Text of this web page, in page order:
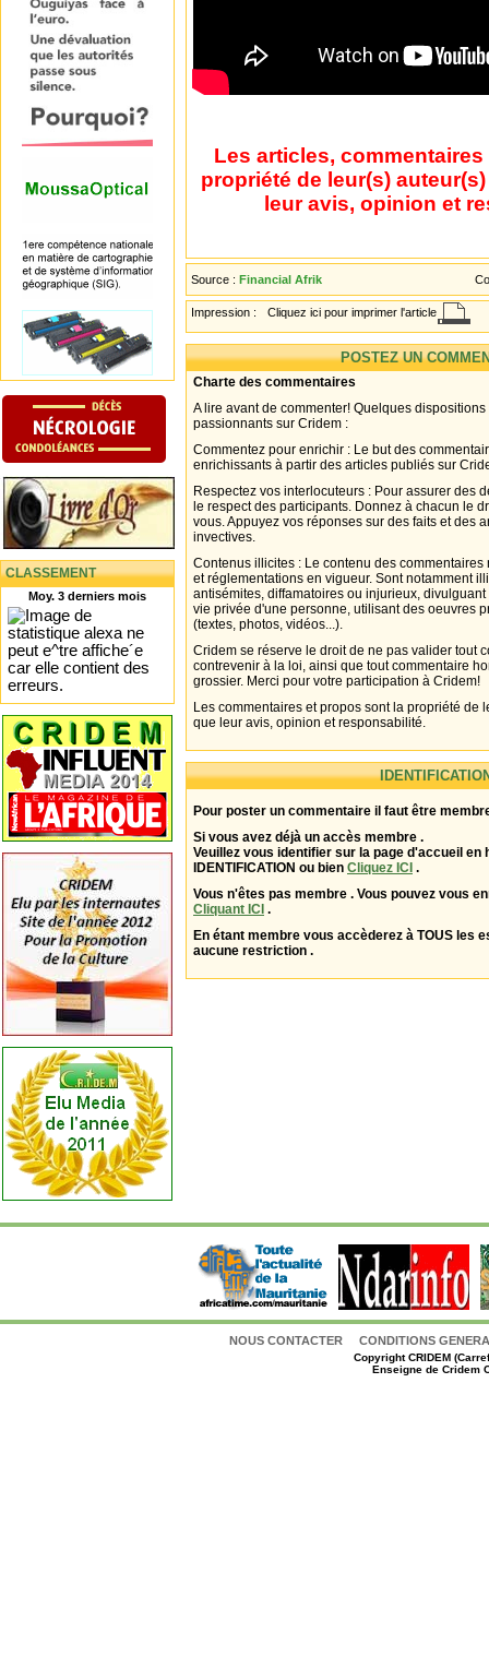
CLASSEMENT
Moy. 3 derniers mois
Les articles,
propriété de leur(s)
leur avis, opinion et
Source : Financial Afrik
Impression : Cliquez ici pour imprimer l'article
POSTEZ UN
Charte des commentaires
A lire avant de commenter! Quelques
passionnants sur Cridem :
Commentez pour enrichir : Le but des
enrichissants à partir des articles publiés sur
Respectez vos interlocuteurs : Pour assurer des
le respect des participants. Donnez à chacun le
vous. Appuyez vos réponses sur des faits et des
invectives.
Contenus illicites : Le contenu des
et réglementations en vigueur. Sont notamment
antisémites, diffamatoires ou injurieux,
vie privée d'une personne, utilisant des oeuvres
(textes, photos, vidéos...).
Cridem se réserve le droit de ne pas valider tout
contrevenir à la loi, ainsi que tout commentaire
grossier. Merci pour votre participation à Cridem!
Les commentaires et propos sont la propriété de
que leur avis, opinion et responsabilité.
Pour poster un commentaire il faut être
Si vous avez déjà un accès membre .
Veuillez vous identifier sur la page d'accueil en
IDENTIFICATION ou bien Cliquez ICI .
Vous n'êtes pas membre . Vous pouvez vous
Cliquant ICI .
En étant membre vous accèderez à TOUS les
aucune restriction .
NOUS CONTACTER CONDITIONS
CopyrightCRIDEM
Enseigne de Cridem